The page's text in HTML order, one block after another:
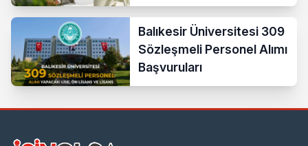
Balıkesir Üniversitesi 309
Sözleşmeli Personel Alımı
Başvuruları